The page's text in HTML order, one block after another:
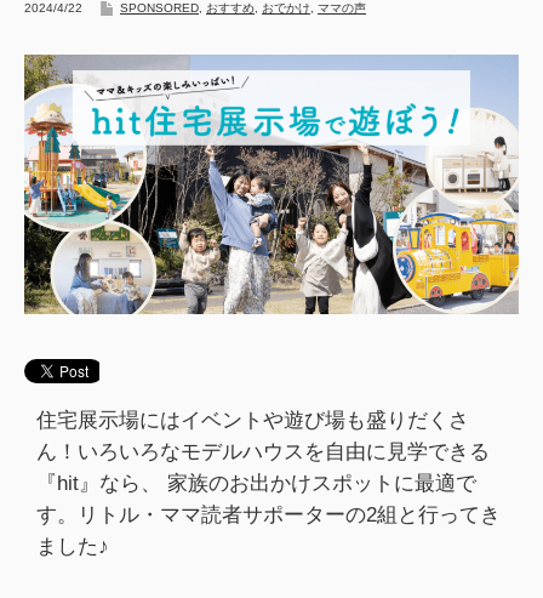
2024/4/22 SPONSORED おすすめ おでかけ ママの声
住宅展示場にはイベントや遊び場も盛りだくさ
ん！いろいろなモデルハウスを自由に見学できる
『hit』なら、 家族のお出かけスポットに最適で
す。リトル・ママ読者サポーターの2組と行ってき
ました♪